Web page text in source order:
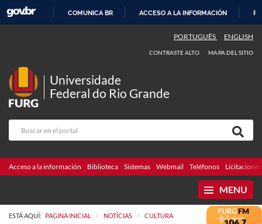
CONTENIDO
COMUNICA BR ACCESO A LA INFORMACIÓN
PORTUGUÊS ENGLISH
CONTRASTE ALTO MAPA DEL SITIO
Universidade
Federal do Rio Grande
Acceso a la información Biblioteca Sistemas Webmail Teléfonos Licitaciones
MENU
ESTÁ AQUÍ: PAGINA INICIAL > NOTÍCIAS > CULTURA